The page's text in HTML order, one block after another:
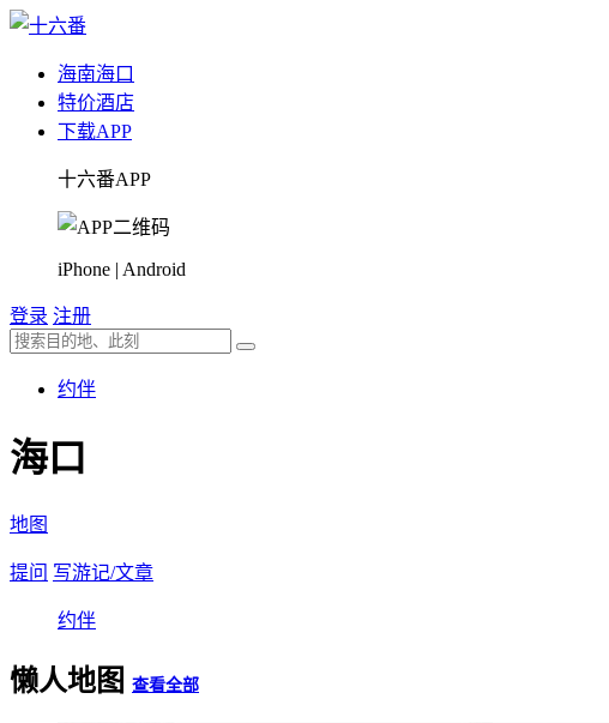
海南海口
特价酒店
下载APP
十六番APP
iPhone | Android
登录 注册
约伴
海口
地图
提问 写游记/文章
约伴
懒人地图 查看全部